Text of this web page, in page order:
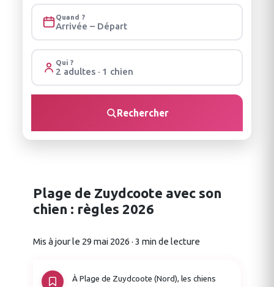
Quand ?
Arrivée – Départ
Qui ?
2 adultes · 1 chien
Rechercher
Plage de Zuydcoote avec son
chien : règles 2026
Mis à jour le 29 mai 2026 · 3 min de lecture
À Plage de Zuydcoote (Nord), les chiens